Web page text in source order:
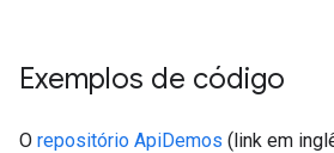
Exemplos de código
O repositório ApiDemos (link em